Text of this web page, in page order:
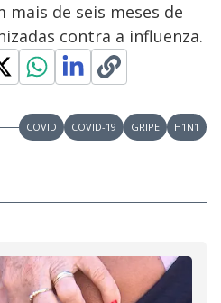
mais de seis meses de
contra a influenza.
COVID COVID-19 GRIPE H1N1